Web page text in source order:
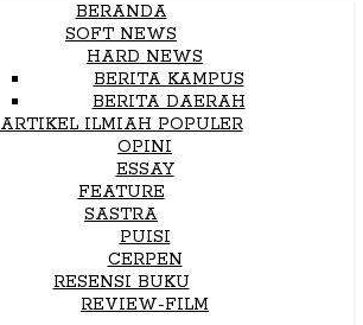
BERANDA
SOFT NEWS
HARD NEWS
BERITA KAMPUS
BERITA DAERAH
ARTIKEL ILMIAH POPULER
OPINI
ESSAY
FEATURE
SASTRA
PUISI
CERPEN
RESENSI BUKU
REVIEW-FILM